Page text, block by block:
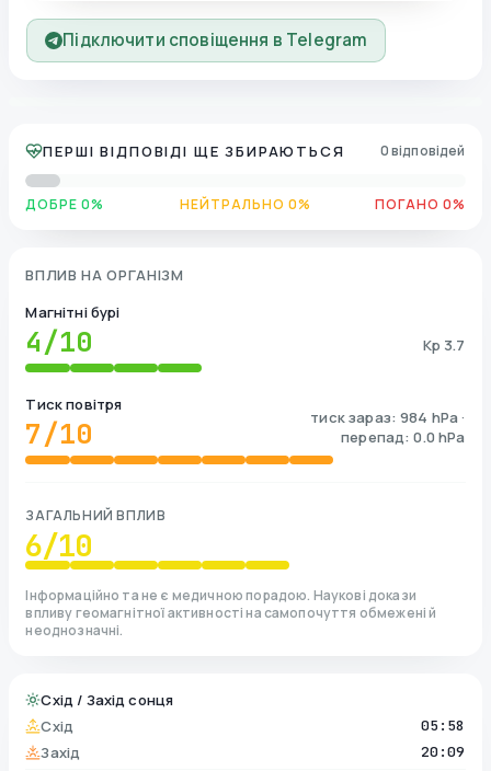
Підключити сповіщення в Telegram
ПЕРШІ ВІДПОВІДІ ЩЕ ЗБИРАЮТЬСЯ 0 відповідей
ДОБРЕ 0% НЕЙТРАЛЬНО 0% ПОГАНО 0%
ВПЛИВ НА ОРГАНІЗМ
Магнітні бурі
4/10 Kp 3.7
Тиск повітря
7/10
тиск зараз: 984 hPa ·
перепад: 0.0 hPa
ЗАГАЛЬНИЙ ВПЛИВ
6/10
Інформаційно та не є медичною порадою. Наукові докази
впливу геомагнітної активності на самопочуття обмежені й
неоднозначні.
Схід / Захід сонця
Схід
05:58
Захід 20:09